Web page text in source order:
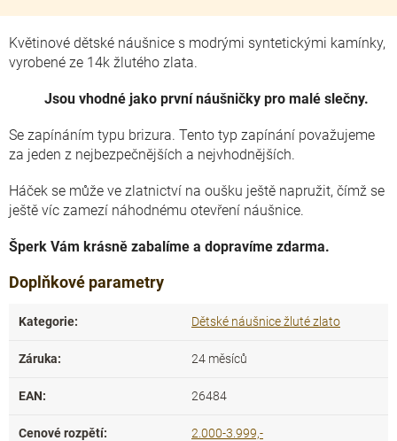
Květinové dětské náušnice s modrými syntetickými kamínky,
vyrobené ze 14k žlutého zlata.
Jsou vhodné jako první náušničky pro malé slečny.
Se zapínáním typu brizura. Tento typ zapínání považujeme
za jeden z nejbezpečnějších a nejvhodnějších.
Háček se může ve zlatnictví na oušku ještě napružit, čímž se
ještě víc zamezí náhodnému otevření náušnice.
Šperk Vám krásně zabalíme a dopravíme zdarma.
Doplňkové parametry
Kategorie: Dětské náušnice žluté zlato
Záruka: 24 měsíců
EAN: 26484
Cenové rozpětí: 2.000-3.999,-